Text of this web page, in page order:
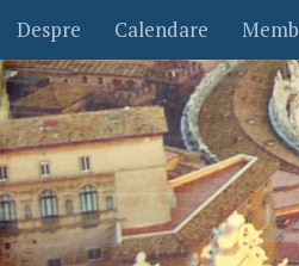
Skip to content
Despre Calendare